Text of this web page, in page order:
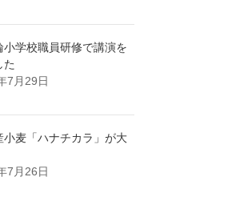
小学校職員研修で講演を
た
7月29日
小麦「ハナチカラ」が大
7月26日